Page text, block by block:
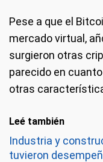
Pese a que el
mercado virtual,
surgieron otras
parecido en
otras
Leé también
Industria y
tuvieron